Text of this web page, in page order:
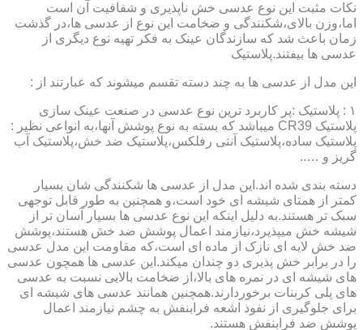
نکات مثبت این نوع عدسی خش ناپذیری و شفافیت آن است
اما،وزن بالای،شکنندگی و ضخامت این نوع از عدسی ها،در گذشت
زمان باعث شد که سازندگان عینک به فکر تهیه نوع دیگری از
عدسی ها بیفتند.پلاستیک
این مدل از عدسی ها به چند دسته تقسم میشوند که عبارتند از :
۱ : پلاستیک :پر کاربرد ترین نوع عدسی در صنعت عینک سازی
پلاستیک CR39 میباشد که بسته به نوع پوشش آنها،به انواعی نظیر :
پلاستیک ساده،پلاستیک آنتی رفلکس،پلاستیک ضد خش،پلاستیک آب
گریز و …..
دسته بندی شده اند.این مدل از عدسی ها شکنندگی شان بسیار
کمتر از همتای شیشه ای خود است،و همچنین به طور قابل توجهی
سبک تر هستند.به دلیل اینکه این نوع عدسی ها بسیار آسان تر از
شیشه خش میپذیرد،نیازمند اعمال پوشش ضد خش هستند،پوشش
ضد خش لایه ای نازک از ماده ای است،که مقاومت این مدل عدسی
را در برابر خش پذیری دو چندان میکند.این عدسی ها همچون عدسی
های شیشه ای در نمره های بالا،از ضخامت بالایی نسبت به عدسی
های پلی کربنات برخوردارند.همچنین همانند عدسی های شیشه ای
برای جلوگیری از نفوذ اشعه فرابنفش به چشم نیازمند اعمال
پوشش ضد فرابنفش هستند.